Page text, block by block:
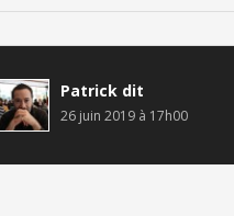
Patrick dit
26 juin 2019 à 17h00